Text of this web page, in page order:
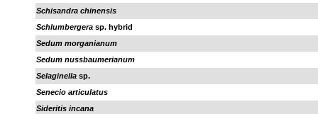
Schisandra chinensis
Schlumbergera sp. hybrid
Sedum morganianum
Sedum nussbaumerianum
Selaginella sp.
Senecio articulatus
Sideritis incana